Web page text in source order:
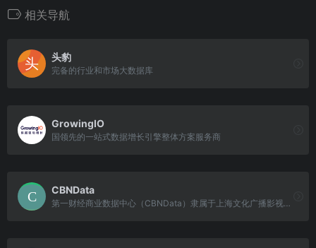
相关导航
头豹
完备的行业和市场大数据库
GrowingIO
国领先的一站式数据增长引擎整体方案服务商
CBNData
第一财经商业数据中心（CBNData）隶属于上海文化广播影视集团（SMG），是国内领先的消费研究机构及数字化增长服务商，致力于洞察消费行业前沿动态，提升企业品牌的运营及决策效率。